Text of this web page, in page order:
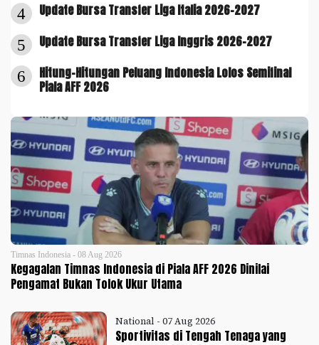
4 Update Bursa Transfer Liga Italia 2026-2027
5 Update Bursa Transfer Liga Inggris 2026-2027
6
Hitung-Hitungan Peluang Indonesia Lolos Semifinal
Piala AFF 2026
Timnas Indonesia - 08 Aug 2026
Kegagalan Timnas Indonesia di Piala AFF 2026 Dinilai
Pengamat Bukan Tolok Ukur Utama
National - 07 Aug 2026
Sportivitas di Tengah Tenaga yang